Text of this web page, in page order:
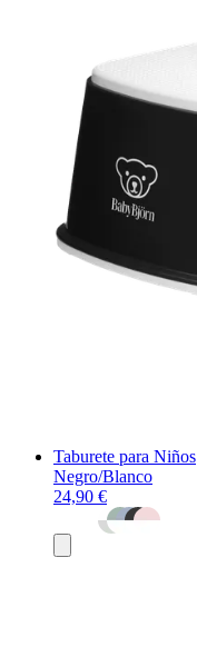
Taburete para Niños
Negro/Blanco
24,90 €
al